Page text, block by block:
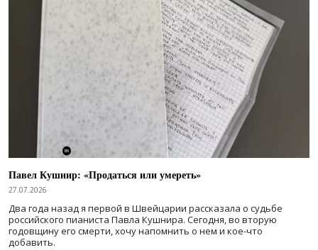
Павел Кушнир: «Продаться или умереть»
27.07.2026
Два года назад я первой в Швейцарии рассказала о судьбе
российского пианиста Павла Кушнира. Сегодня, во вторую
годовщину его смерти, хочу напомнить о нем и кое-что
добавить.